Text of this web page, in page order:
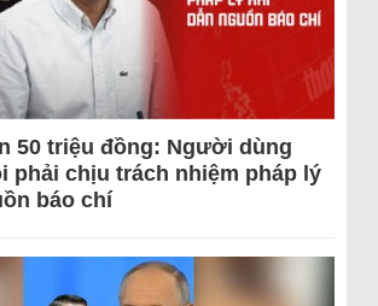
50 triệu đồng: Người dùng
phải chịu trách nhiệm pháp lý
báo chí